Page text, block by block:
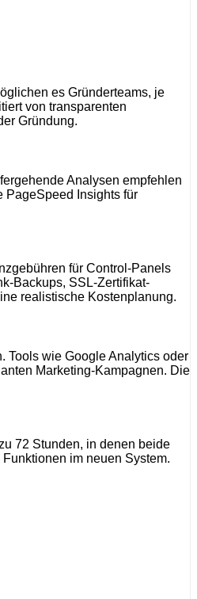
es Gründerteams, je
von transparenten
Gründung.
Analysen empfehlen
PageSpeed Insights für
für Control-Panels
Backups, SSL-Zertifikat-
realistische Kostenplanung.
Tools wie Google Analytics oder
Marketing-Kampagnen. Die
72 Stunden, in denen beide
im neuen System.